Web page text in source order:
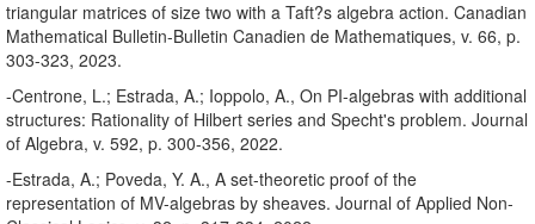
triangular matrices of size two with a Taft?s algebra action. Canadian
Mathematical Bulletin-Bulletin Canadien de Mathematiques, v. 66, p.
303-323, 2023.
-Centrone, L.; Estrada, A.; Ioppolo, A., On PI-algebras with additional
structures: Rationality of Hilbert series and Specht's problem. Journal
of Algebra, v. 592, p. 300-356, 2022.
-Estrada, A.; Poveda, Y. A., A set-theoretic proof of the
representation of MV-algebras by sheaves. Journal of Applied Non-